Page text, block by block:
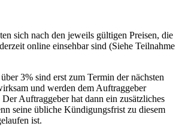
sich nach den jeweils gültigen Preisen, die
online einsehbar sind (Siehe Teilnahme
3% sind erst zum Termin der nächsten
und werden dem Auftraggeber
Auftraggeber hat dann ein zusätzliches
seine übliche Kündigungsfrist zu diesem
ist.